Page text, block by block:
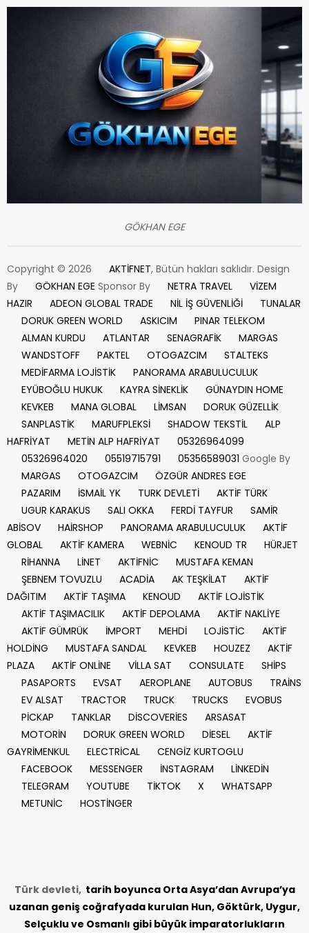
GÖKHAN EGE
Copyright © 2026 AKTİFNET, Bütün hakları saklıdır. Design
By
GÖKHAN EGE Sponsor By NETRA TRAVEL
VİZEM
HAZIR
ADEON GLOBAL TRADE NİL İŞ GÜVENLİĞİ
TUNALAR
DORUK GREEN WORLD
ASKICIM
PINAR TELEKOM
ALMAN KURDU
ATLANTAR SENAGRAFİK
MARGAS
WANDSTOFF
PAKTEL OTOGAZCIM
STALTEKS
MEDİFARMA LOJİSTİK
PANORAMA ARABULUCULUK
EYÜBOĞLU HUKUK
KAYRA SİNEKLİK
GÜNAYDIN HOME
KEVKEB
MANA GLOBAL LİMSAN
DORUK GÜZELLİK
SANPLASTİK
MARUFPLEKSİ SHADOW TEKSTİL
ALP
HAFRİYAT
METİN ALP HAFRİYAT
05326964099
05326964020
05519715791 05356589031 Google By
MARGAS
OTOGAZCIM
ÖZGÜR ANDRES EGE
PAZARIM
İSMAİL YK TURK DEVLETİ
AKTİF TÜRK
UGUR KARAKUS
SALI OKKA FERDİ TAYFUR
SAMİR
ABİSOV
HAİRSHOP PANORAMA ARABULUCULUK
AKTİF
GLOBAL
AKTİF KAMERA WEBNİC KENOUD TR
HÜRJET
RİHANNA
LİNET AKTİFNİC
MUSTAFA KEMAN
ŞEBNEM TOVUZLU
ACADİA AK TEŞKİLAT
AKTİF
DAĞITIM
AKTİF TAŞIMA KENOUD
AKTİF LOJİSTİK
AKTİF TAŞIMACILIK
AKTİF DEPOLAMA
AKTİF NAKLİYE
AKTİF GÜMRÜK
İMPORT MEHDİ LOJİSTİC
AKTİF
HOLDİNG
MUSTAFA SANDAL KEVKEB HOUZEZ
AKTİF
PLAZA
AKTİF ONLİNE VİLLA SAT CONSULATE
SHİPS
PASAPORTS
EVSAT AEROPLANE AUTOBUS
TRAİNS
EV ALSAT
TRACTOR TRUCK TRUCKS
EVOBUS
PİCKAP
TANKLAR DİSCOVERİES
ARSASAT
MOTORİN
DORUK GREEN WORLD DİESEL
AKTİF
GAYRİMENKUL
ELECTRİCAL
CENGİZ KURTOGLU
FACEBOOK
MESSENGER İNSTAGRAM
LİNKEDİN
TELEGRAM
YOUTUBE TİKTOK X
WHATSAPP
METUNİC
HOSTİNGER
Türk devleti, tarih boyunca Orta Asya’dan Avrupa’ya
uzanan geniş coğrafyada kurulan Hun, Göktürk, Uygur,
Selçuklu ve Osmanlı gibi büyük imparatorlukların